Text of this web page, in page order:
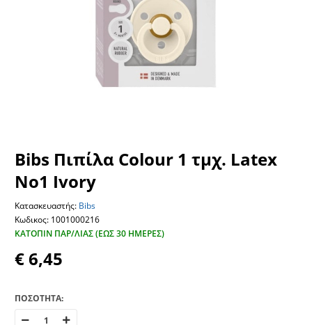
Bibs Πιπίλα Colour 1 τμχ. Latex
No1 Ivory
Κατασκευαστής: Bibs
Κωδικος: 1001000216
ΚΑΤΌΠΙΝ ΠΑΡ/ΛΊΑΣ (ΕΏΣ 30 ΗΜΈΡΕΣ)
€ 6,45
ΠΟΣΟΤΗΤΑ: